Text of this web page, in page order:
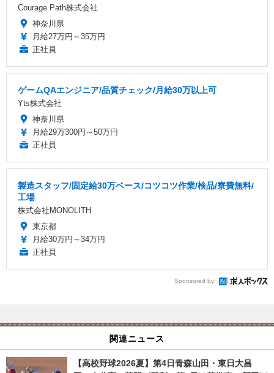
Courage Path株式会社
神奈川県
月給27万円～35万円
正社員
ゲームQAエンジニア/品質チェック/月給30万以上可
Yts株式会社
神奈川県
月給29万300円～50万円
正社員
製造スタッフ/固定給30万ベース/コツコツ作業/検品/寮費無料/
工場
株式会社MONOLITH
東京都
月給30万円～34万円
正社員
Sponsored by
関連ニュース
【高校野球2026夏】第4日青森山田・東日大昌